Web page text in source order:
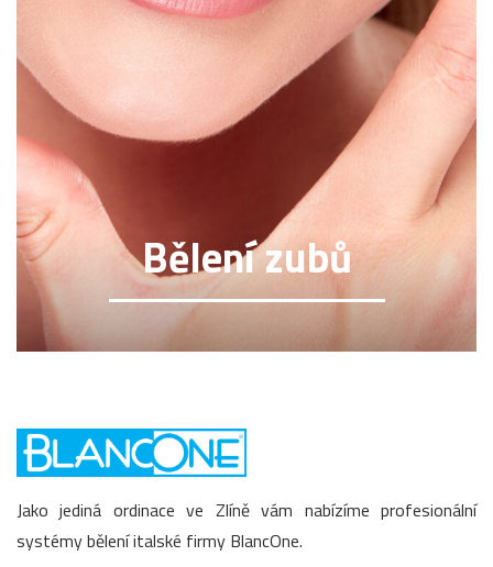
Jako jediná ordinace ve Zlíně vám nabízíme profesionální
systémy bělení italské firmy BlancOne.
Bělení zubů